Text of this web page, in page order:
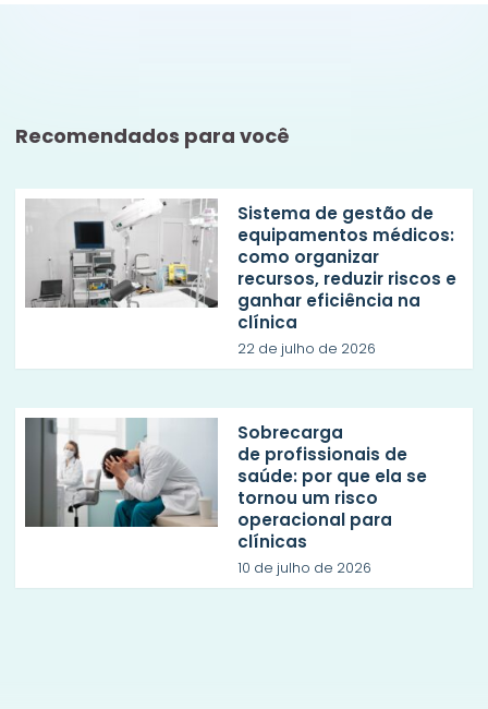
Recomendados para você
Sistema de gestão de
equipamentos médicos:
como organizar
recursos, reduzir riscos e
ganhar eficiência na
clínica
22 de julho de 2026
Sobrecarga
de profissionais de
saúde: por que ela se
tornou um risco
operacional para
clínicas
10 de julho de 2026